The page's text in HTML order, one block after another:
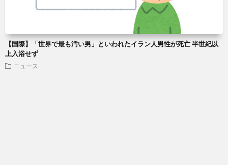
【国際】「世界で最も汚い男」といわれたイラン人男性が死亡 半世紀以
上入浴せず
ニュース